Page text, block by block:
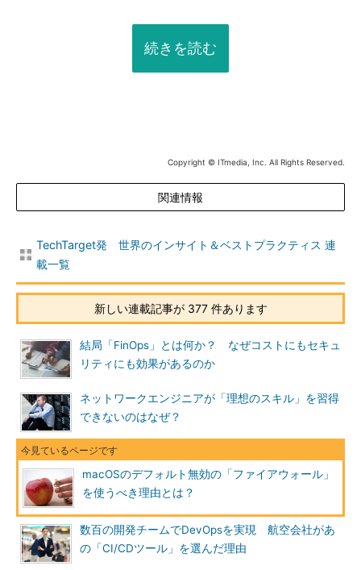
続きを読む
Copyright © ITmedia, Inc. All Rights Reserved.
関連情報
TechTarget発 世界のインサイト＆ベストプラクティス 連
載一覧
新しい連載記事が 377 件あります
結局「FinOps」とは何か？ なぜコストにもセキュ
リティにも効果があるのか
ネットワークエンジニアが「理想のスキル」を習得
できないのはなぜ？
macOSのデフォルト無効の「ファイアウォール」
を使うべき理由とは？
数百の開発チームでDevOpsを実現 航空会社があ
の「CI/CDツール」を選んだ理由